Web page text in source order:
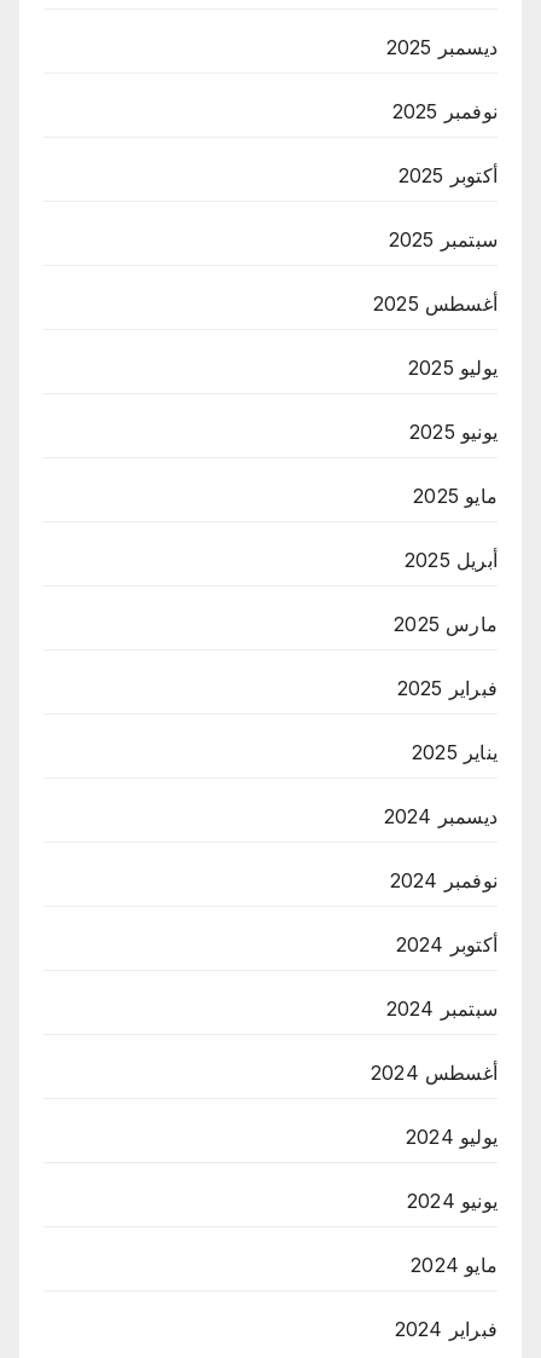
ديسمبر 2025
نوفمبر 2025
أكتوبر 2025
سبتمبر 2025
أغسطس 2025
يوليو 2025
يونيو 2025
مايو 2025
أبريل 2025
مارس 2025
فبراير 2025
يناير 2025
ديسمبر 2024
نوفمبر 2024
أكتوبر 2024
سبتمبر 2024
أغسطس 2024
يوليو 2024
يونيو 2024
مايو 2024
فبراير 2024